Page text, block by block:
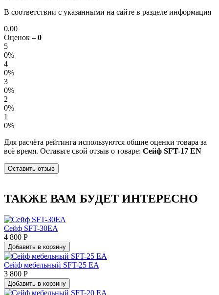
В соответствии с указанными на сайте в разделе информация
0,00
Оценок – 0
5
0%
4
0%
3
0%
2
0%
1
0%
Для расчёта рейтинга используются общие оценки товара за
всё время. Оставьте свой отзыв о товаре: Сейф SFT-17 EN
Оставить отзыв
ТАКЖЕ ВАМ БУДЕТ ИНТЕРЕСНО
Сейф SFT-30EA
4 800 Р
Добавить в корзину
Сейф мебельный SFT-25 EA
3 800 Р
Добавить в корзину